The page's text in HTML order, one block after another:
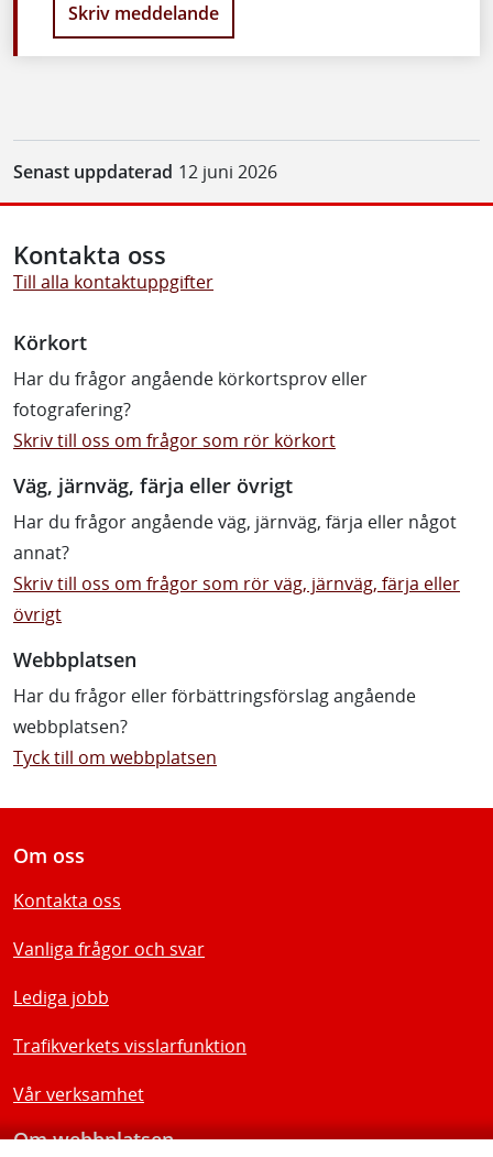
Skriv meddelande
Senast uppdaterad 12 juni 2026
Kontakta oss
Till alla kontaktuppgifter
Körkort
Har du frågor angående körkortsprov eller
fotografering?
Skriv till oss om frågor som rör körkort
Väg, järnväg, färja eller övrigt
Har du frågor angående väg, järnväg, färja eller något
annat?
Skriv till oss om frågor som rör väg, järnväg, färja eller
övrigt
Webbplatsen
Har du frågor eller förbättringsförslag angående
webbplatsen?
Tyck till om webbplatsen
Om oss
Kontakta oss
Vanliga frågor och svar
Lediga jobb
Trafikverkets visslarfunktion
Vår verksamhet
Om webbplatsen